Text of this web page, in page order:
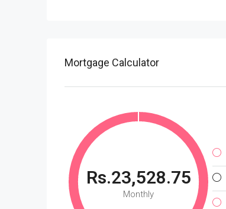
Mortgage Calculator
Rs.23,528.75
Monthly